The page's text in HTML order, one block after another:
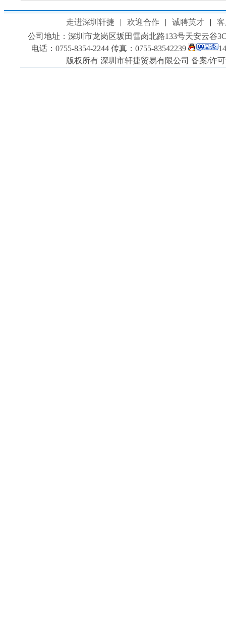
走进深圳轩捷 | 欢迎合作 | 诚聘英才 |
公司地址：深圳市龙岗区坂田雪岗北路133号天安云谷
电话：0755-8354-2244 传真：0755-83542239
版权所有 深圳市轩捷贸易有限公司 备案/许